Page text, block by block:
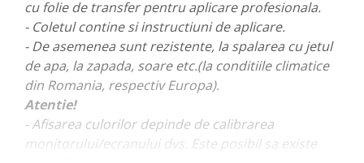
STICKERE CAPAC REZERVOR
STICKERE CRĂCIUN
STICKERE CU ANIMALE
STICKERE GEAM MIC
STICKERE JDM
STICKERE PENTRU CAPOTA
cu folie de transfer pentru aplicare profesionala.
- Coletul contine si instructiuni de aplicare.
- De asemenea sunt rezistente, la spalarea cu jetul
de apa, la zapada, soare etc.(la conditiile climatice
din Romania, respectiv Europa).
Atentie!
- Afisarea culorilor depinde de calibrarea
monitorului/ecranului dvs. Este posibil sa existe